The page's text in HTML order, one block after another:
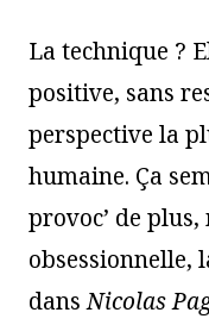
La technique ?
positive, sans
perspective la
humaine. Ça
provoc’ de
obsessionnelle,
dansNicolas